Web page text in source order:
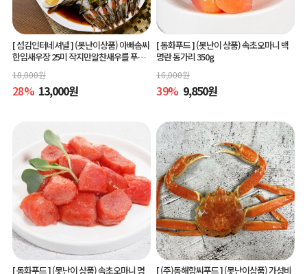
[ 섬김인터네셔널 ](못난이상품) 아빠솜씨
한입새우장 25미 작지만알찬새우를 푸짐
하게 즐길수 있는 한입새우장
18,000원
28% 13,000원
[ 동화푸드 ](못난이 상품) 속초오마니 백
명란 동가리 350g
16,000원
39% 9,850원
[ 동화푸드 ](못난이 상품) 속초오마니 명 [ (주)동해항씨푸드 ](못난이상품) 가성비